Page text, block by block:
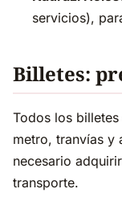
servicios),
Billetes:
Todos los
metro, tranvías y
necesario
transporte.